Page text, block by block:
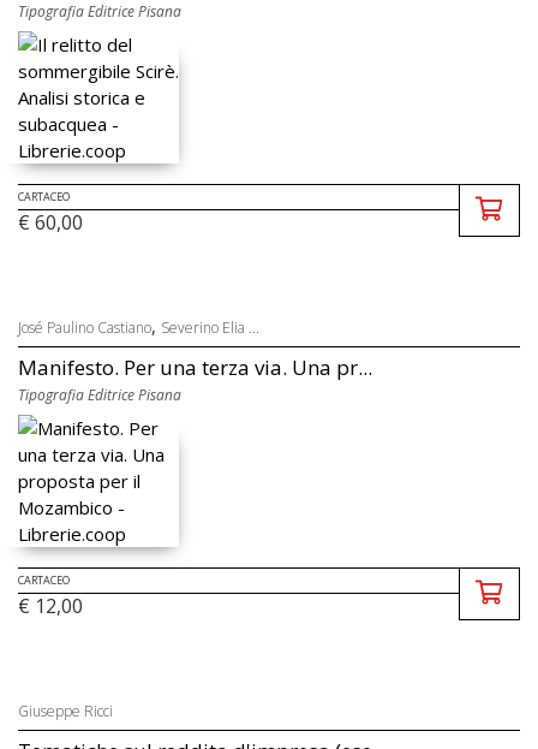
Tipografia Editrice Pisana
CARTACEO
€ 60,00
José Paulino Castiano, Severino Elia ...
Manifesto. Per una terza via. Una pr...
Tipografia Editrice Pisana
CARTACEO
€ 12,00
Giuseppe Ricci